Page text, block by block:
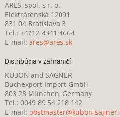
ARES, spol. s r. o.
Elektrárenská 12091
831 04 Bratislava 3
Tel.: +4212 4341 4664
E-mail: ares@ares.sk
Distribúcia v zahraničí
KUBON and SAGNER
Buchexport-Import GmbH
803 28 München, Germany
Tel.: 0049 89 54 218 142
E-mail: postmaster@kubon-